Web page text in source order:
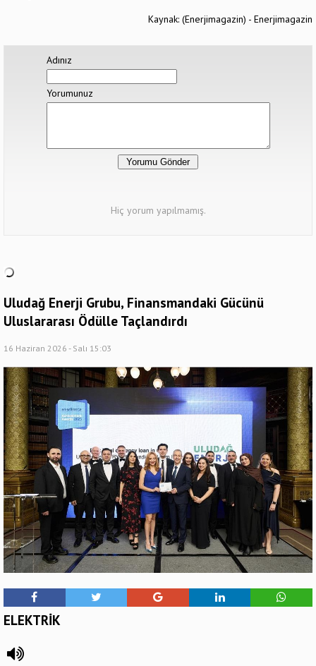
Kaynak: (Enerjimagazin) - Enerjimagazin
Adınız
Yorumunuz
Hiç yorum yapılmamış.
Uludağ Enerji Grubu, Finansmandaki Gücünü
Uluslararası Ödülle Taçlandırdı
16 Haziran 2026 - Salı 15:03
ELEKTRİK